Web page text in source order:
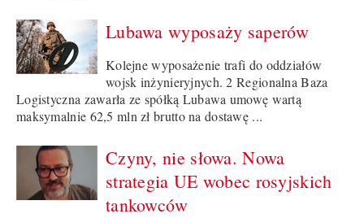
Lubawa wyposaży saperów
Kolejne wyposażenie trafi do oddziałów
wojsk inżynieryjnych. 2 Regionalna Baza
Logistyczna zawarła ze spółką Lubawa umowę wartą
maksymalnie 62,5 mln zł brutto na dostawę ...
Czyny, nie słowa. Nowa
strategia UE wobec rosyjskich
tankowców